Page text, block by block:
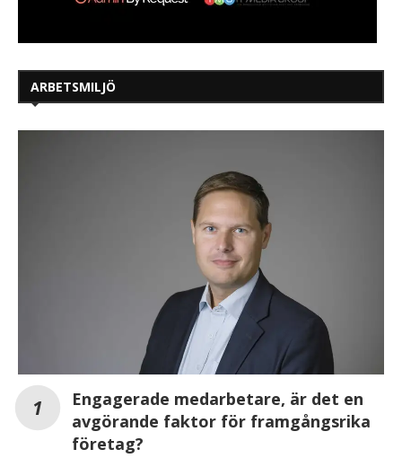
ARBETSMILJÖ
Engagerade medarbetare, är det en
avgörande faktor för framgångsrika
företag?